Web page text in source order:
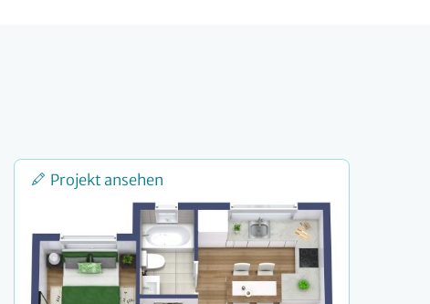
Projekt ansehen